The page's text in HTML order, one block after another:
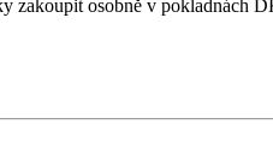
zakoupit osobně v pokladnách